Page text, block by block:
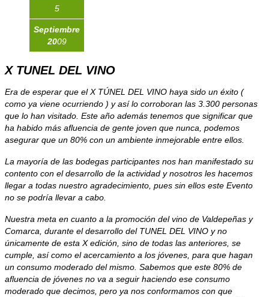
5
Septiembre
2009
X TUNEL DEL VINO
Era de esperar que el X TÚNEL DEL VINO haya sido un éxito (
como ya viene ocurriendo ) y así lo corroboran las 3.300 personas
que lo han visitado. Este año además tenemos que significar que
ha habido más afluencia de gente joven que nunca, podemos
asegurar que un 80% con un ambiente inmejorable entre ellos.
La mayoría de las bodegas participantes nos han manifestado su
contento con el desarrollo de la actividad y nosotros les hacemos
llegar a todas nuestro agradecimiento, pues sin ellos este Evento
no se podría llevar a cabo.
Nuestra meta en cuanto a la promoción del vino de Valdepeñas y
Comarca, durante el desarrollo del TUNEL DEL VINO y no
únicamente de esta X edición, sino de todas las anteriores, se
cumple, así como el acercamiento a los jóvenes, para que hagan
un consumo moderado del mismo. Sabemos que este 80% de
afluencia de jóvenes no va a seguir haciendo ese consumo
moderado que decimos, pero ya nos conformamos con que